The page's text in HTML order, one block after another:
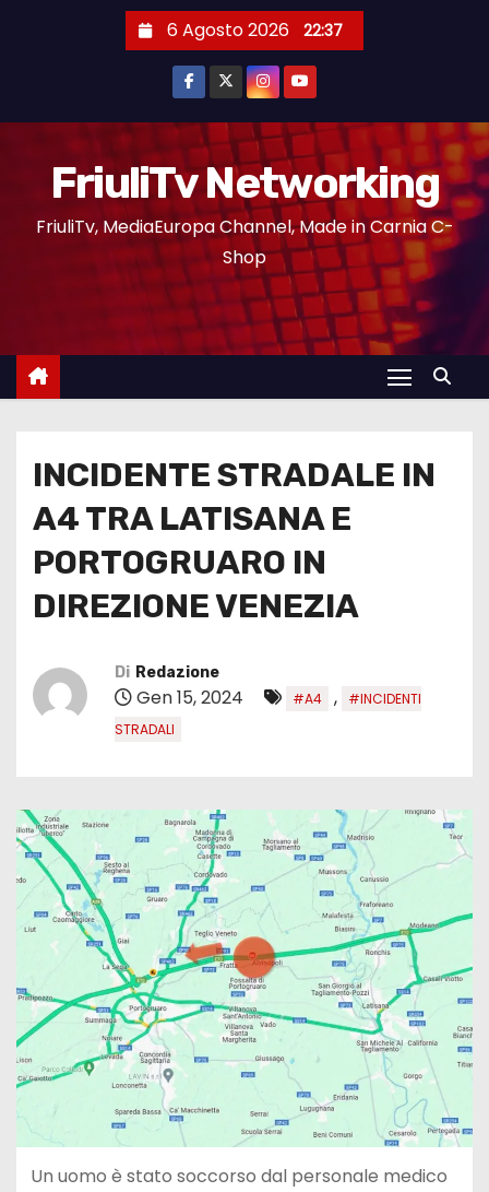
6 Agosto 2026 22:37
FriuliTv Networking
FriuliTv, MediaEuropa Channel, Made in Carnia C-
Shop
INCIDENTE STRADALE IN
A4 TRA LATISANA E
PORTOGRUARO IN
DIREZIONE VENEZIA
Di Redazione
Gen 15, 2024 #A4 ,
#INCIDENTI
STRADALI
Un uomo è stato soccorso dal personale medico